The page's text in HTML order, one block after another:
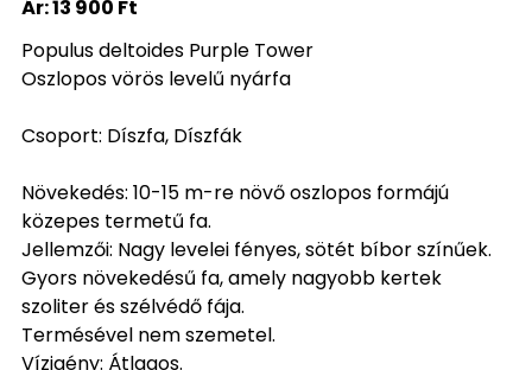
Ár:13 900 Ft
Populus deltoides Purple Tower
Oszlopos vörös levelű nyárfa
Csoport: Díszfa, Díszfák
Növekedés: 10-15 m-re növő oszlopos formájú
közepes termetű fa.
Jellemzői: Nagy levelei fényes, sötét bíbor színűek.
Gyors növekedésű fa, amely nagyobb kertek
szoliter és szélvédő fája.
Termésével nem szemetel.
Vízigény: Átlagos.